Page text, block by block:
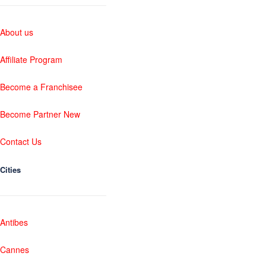
About us
Affiliate Program
Become a Franchisee
Become Partner New
Contact Us
Cities
Antibes
Cannes